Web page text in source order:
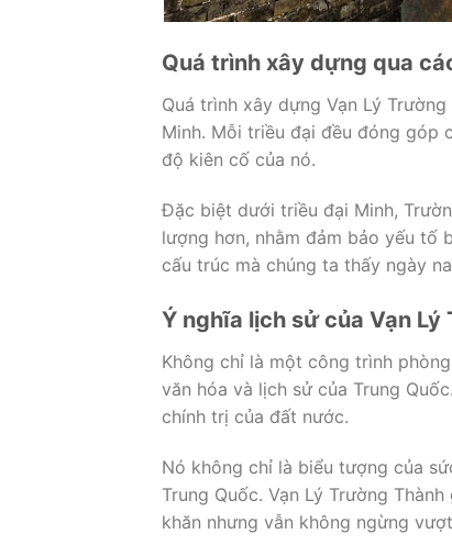
Quá trình xây dựng qua
Quá trình xây dựng Vạn Lý
Minh. Mỗi triều đại đều đóng góp
độ kiên cố của nó.
Đặc biệt dưới triều đại Minh,
lượng hơn, nhằm đảm bảo yếu tố
cấu trúc mà chúng ta thấy ngày
Ý nghĩa lịch sử của Vạn Lý
Không chỉ là một công trình
văn hóa và lịch sử của Trung
chính trị của đất nước.
Nó không chỉ là biểu tượng của
Trung Quốc. Vạn Lý Trường
khăn nhưng vẫn không ngừng